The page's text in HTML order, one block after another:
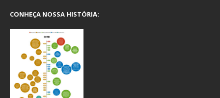
CONHEÇA NOSSA HISTÓRIA: